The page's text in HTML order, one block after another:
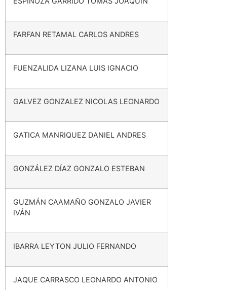
FARFAN RETAMAL CARLOS ANDRES
FUENZALIDA LIZANA LUIS IGNACIO
GALVEZ GONZALEZ NICOLAS LEONARDO
GATICA MANRIQUEZ DANIEL ANDRES
GONZÁLEZ DÍAZ GONZALO ESTEBAN
GUZMÁN CAAMAÑO GONZALO JAVIER
IVÁN
IBARRA LEYTON JULIO FERNANDO
JAQUE CARRASCO LEONARDO ANTONIO